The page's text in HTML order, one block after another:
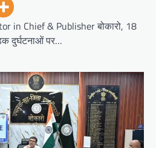
in Chief & Publisher बोकारो, 18
दुर्घटनाओं पर…